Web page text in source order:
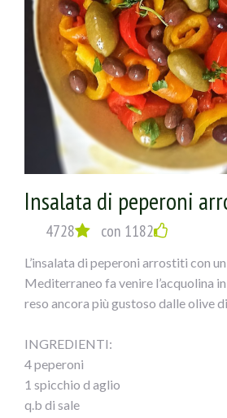
Insalata di peperoni
4728 con 1182
L’insalata di peperoni arrostiti con
Mediterraneo fa venire l’acquolina
reso ancora più gustoso dalle olive
INGREDIENTI:
4 peperoni
1 spicchio d aglio
q.b di sale